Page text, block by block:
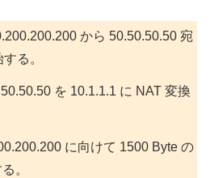
から 50.50.50.50 宛
る。
を 10.1.1.1 に NAT 変換
に向けて 1500 Byte の
。